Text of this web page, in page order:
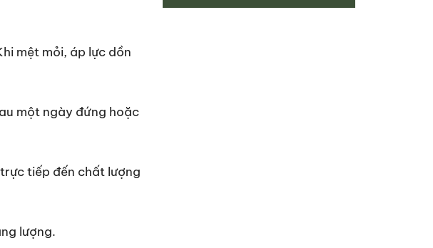
mệt mỏi, áp lực dồn
một ngày đứng hoặc
tiếp đến chất lượng
lượng.